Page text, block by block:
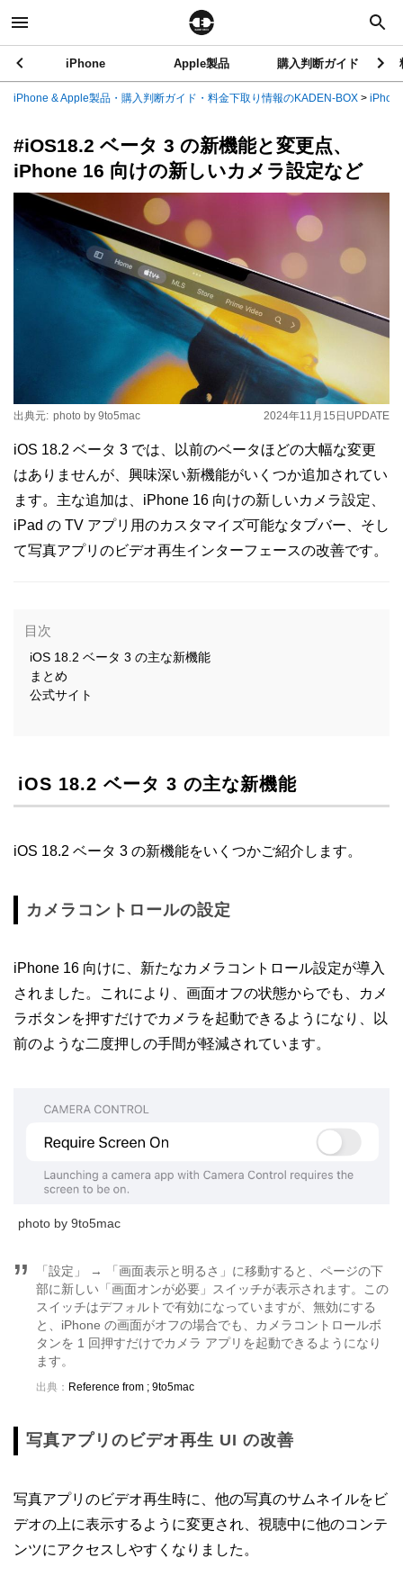
iPhone Apple製品 購入判断ガイド
iPhone & Apple製品・購入判断ガイド・料金下取り情報のKADEN-BOX >
#iOS18.2 ベータ 3 の新機能と変更点、
iPhone 16 向けの新しいカメラ設定など
2024年11月15日 UPDATE
出典元: photo by 9to5mac
iOS 18.2 ベータ 3 では、以前のベータほどの大幅な変更
はありませんが、興味深い新機能がいくつか追加されてい
ます。主な追加は、iPhone 16 向けの新しいカメラ設定、
iPad の TV アプリ用のカスタマイズ可能なタブバー、そし
て写真アプリのビデオ再生インターフェースの改善です。
目次
iOS 18.2 ベータ 3 の主な新機能
まとめ
公式サイト
iOS 18.2 ベータ 3 の主な新機能
iOS 18.2 ベータ 3 の新機能をいくつかご紹介します。
カメラコントロールの設定
iPhone 16 向けに、新たなカメラコントロール設定が導入
されました。これにより、画面オフの状態からでも、カメ
ラボタンを押すだけでカメラを起動できるようになり、以
前のような二度押しの手間が軽減されています。
photo by 9to5mac
「設定」 → 「画面表示と明るさ」に移動すると、ページの下
部に新しい「画面オンが必要」スイッチが表示されます。この
スイッチはデフォルトで有効になっていますが、無効にする
と、iPhone の画面がオフの場合でも、カメラコントロールボ
タンを 1 回押すだけでカメラ アプリを起動できるようになり
ます。
出典： Reference from ; 9to5mac
写真アプリのビデオ再生 UI の改善
写真アプリのビデオ再生時に、他の写真のサムネイルをビ
デオの上に表示するように変更され、視聴中に他のコンテ
ンツにアクセスしやすくなりました。